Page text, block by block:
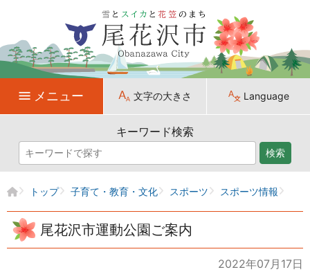
メニュー 文字の大きさ Language
キーワード検索
検索
トップ 子育て・教育・文化 スポーツ スポーツ情報
尾花沢市運動公園ご案内
2022年07月17日